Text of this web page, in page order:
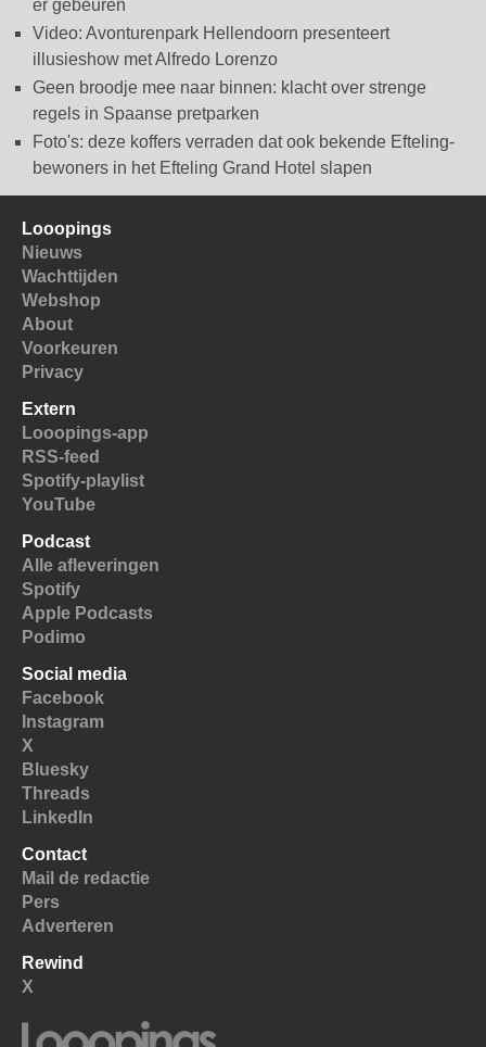
er gebeuren
Video: Avonturenpark Hellendoorn presenteert
illusieshow met Alfredo Lorenzo
Geen broodje mee naar binnen: klacht over strenge
regels in Spaanse pretparken
Foto's: deze koffers verraden dat ook bekende Efteling-
bewoners in het Efteling Grand Hotel slapen
Looopings
Nieuws
Wachttijden
Webshop
About
Voorkeuren
Privacy
Extern
Looopings-app
RSS-feed
Spotify-playlist
YouTube
Podcast
Alle afleveringen
Spotify
Apple Podcasts
Podimo
Social media
Facebook
Instagram
X
Bluesky
Threads
LinkedIn
Contact
Mail de redactie
Pers
Adverteren
Rewind
X